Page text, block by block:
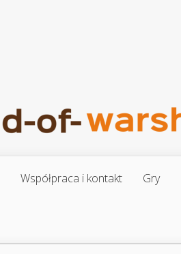
Współpraca i kontakt Gry